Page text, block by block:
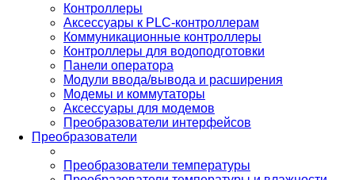
Контроллеры
Аксессуары к PLC-контроллерам
Коммуникационные контроллеры
Контроллеры для водоподготовки
Панели оператора
Модули ввода/вывода и расширения
Модемы и коммутаторы
Аксессуары для модемов
Преобразователи интерфейсов
Преобразователи
Преобразователи температуры